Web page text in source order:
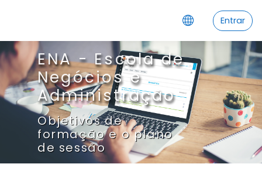
Entrar
ENA - Escola de
Negócios e
Administração
Objetivos de
formação e o plano
de sessão